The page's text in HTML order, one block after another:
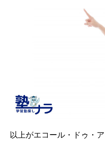
以上がエコール・ドゥ・